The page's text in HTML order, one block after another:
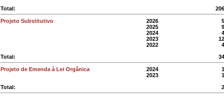
Total:
206
Projeto Substitutivo 2026
5
2025
9
2024
4
2023
12
2022
4
Total:
34
Projeto de Emenda à Lei Orgânica 2024
1
2023
1
Total:
2